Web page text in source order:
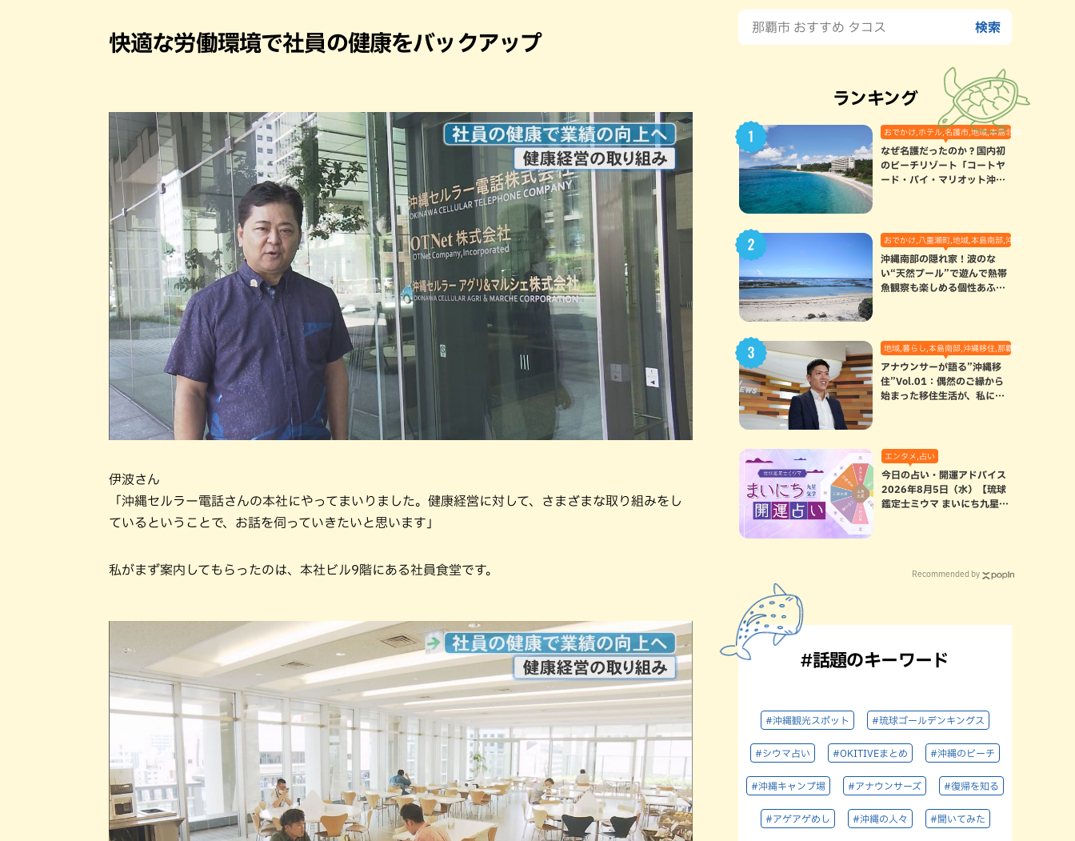
快適な労働環境で社員の健康をバックアップ
伊波さん
「沖縄セルラー電話さんの本社にやってまいりました。健康経営に対して、さまざまな取り組みをし
ているということで、お話を伺っていきたいと思います」
私がまず案内してもらったのは、本社ビル9階にある社員食堂です。
ランキング
おでかけ,ホテル,名護市,地域,本島北部
なぜ名護だったのか？国内初
のビーチリゾート「コートヤ
ード・バイ・マリオット沖縄
おでかけ,八重瀬町,地域,本島南部,沖縄の海,自然
沖縄南部の隠れ家！波のな
い“天然プール”で遊んで熱帯
魚観察も楽しめる個性あふれ
地域,暮らし,本島南部,沖縄移住,那覇市
アナウンサーが語る”沖縄移
住”Vol.01：偶然のご縁から
始まった移住生活が、私にと
エンタメ,占い
今日の占い・開運アドバイス
2026年8月5日（水）【琉球
鑑定士ミウマ まいにち九星気
Recommended by
#話題のキーワード
#沖縄観光スポット #琉球ゴールデンキングス
#シウマ占い #OKITIVEまとめ #沖縄のビーチ
#沖縄キャンプ場 #アナウンサーズ #復帰を知る
#アゲアゲめし #沖縄の人々 #聞いてみた